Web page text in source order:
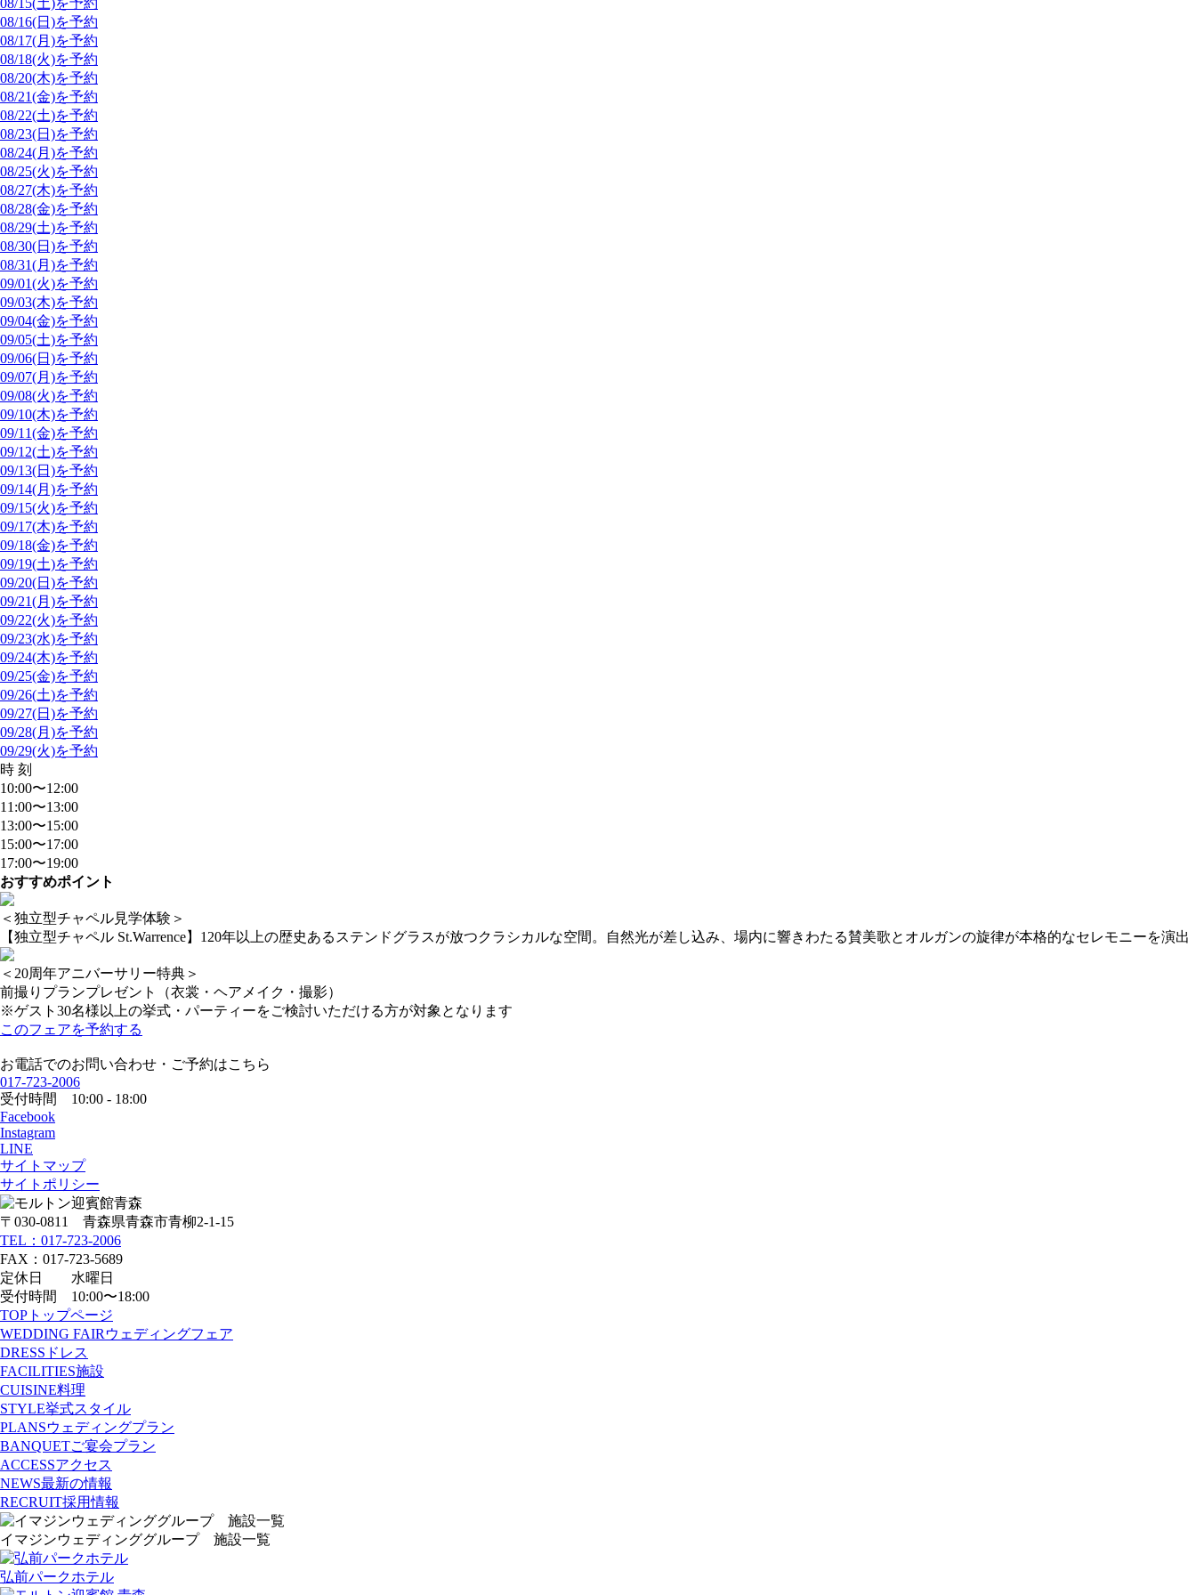
08/15(土)を予約
08/16(日)を予約
08/17(月)を予約
08/18(火)を予約
08/20(木)を予約
08/21(金)を予約
08/22(土)を予約
08/23(日)を予約
08/24(月)を予約
08/25(火)を予約
08/27(木)を予約
08/28(金)を予約
08/29(土)を予約
08/30(日)を予約
08/31(月)を予約
09/01(火)を予約
09/03(木)を予約
09/04(金)を予約
09/05(土)を予約
09/06(日)を予約
09/07(月)を予約
09/08(火)を予約
09/10(木)を予約
09/11(金)を予約
09/12(土)を予約
09/13(日)を予約
09/14(月)を予約
09/15(火)を予約
09/17(木)を予約
09/18(金)を予約
09/19(土)を予約
09/20(日)を予約
09/21(月)を予約
09/22(火)を予約
09/23(水)を予約
09/24(木)を予約
09/25(金)を予約
09/26(土)を予約
09/27(日)を予約
09/28(月)を予約
09/29(火)を予約
時 刻
10:00〜12:00
11:00〜13:00
13:00〜15:00
15:00〜17:00
17:00〜19:00
おすすめポイント
＜独立型チャペル見学体験＞
【独立型チャペル St.Warrence】120年以上の歴史あるステンドグラスが放つクラシカルな空間。自然光が差し込み、場内に響きわたる賛美歌とオルガンの旋律が本格的なセレモニーを演出
＜20周年アニバーサリー特典＞
前撮りプランプレゼント（衣裳・ヘアメイク・撮影）
※ゲスト30名様以上の挙式・パーティーをご検討いただける方が対象となります
このフェアを予約する
お電話でのお問い合わせ・ご予約はこちら
017-723-2006
受付時間 10:00 - 18:00
Facebook
Instagram
LINE
サイトマップ
サイトポリシー
〒030-0811 青森県青森市青柳2-1-15
TEL：017-723-2006
FAX：017-723-5689
定休日 水曜日
受付時間 10:00〜18:00
TOP トップページ
WEDDING FAIR ウェディングフェア
DRESS ドレス
FACILITIES施設
CUISINE料理
STYLE挙式スタイル
PLANSウェディングプラン
BANQUETご宴会プラン
ACCESSアクセス
NEWS最新の情報
RECRUIT採用情報
イマジンウェディンググループ 施設一覧
弘前パークホテル